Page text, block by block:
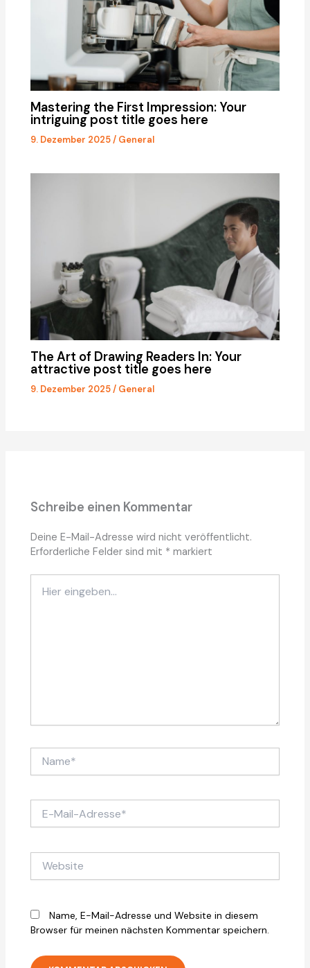
Mastering the First Impression: Your
intriguing post title goes here
9. Dezember 2025/ General
The Art of Drawing Readers In: Your
attractive post title goes here
9. Dezember 2025/ General
Schreibe einen Kommentar
Deine E-Mail-Adresse wird nicht veröffentlicht.
Erforderliche Felder sind mit * markiert
eingeben…
Mail-
Name, E-Mail-Adresse und Website in diesem
Browser für meinen nächsten Kommentar speichern.